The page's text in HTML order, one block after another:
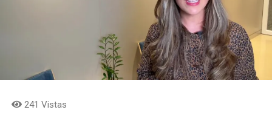
debate democrático desde un medio de comunicación
Ahora, gracias a la generosidad del presidente electo De
la Espriella, asumiré una nueva responsabilidad de
servicio a Colombia desde el Ministerio de Cultura, un
por mi perfil, tan criticado por algunos para asumir esa
241 Vistas